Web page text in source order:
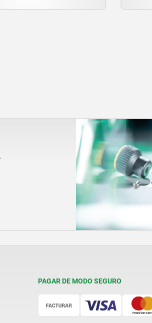
PAGAR DE MODO SEGURO